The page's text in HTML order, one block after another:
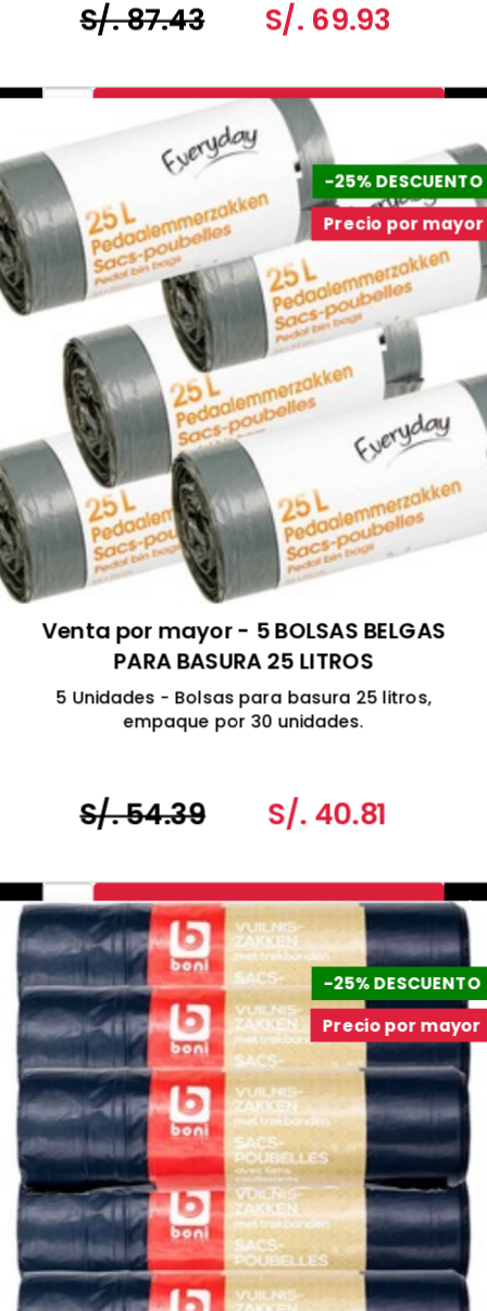
S/. 87.43 S/. 69.93
Agr al Carrito
-25% DESCUENTO
Precio por mayor
Venta por mayor - 5 BOLSAS BELGAS
PARA BASURA 25 LITROS
5 Unidades - Bolsas para basura 25 litros,
empaque por 30 unidades.
S/. 54.39 S/. 40.81
- Agr al Carrito +
-25% DESCUENTO
Precio por mayor